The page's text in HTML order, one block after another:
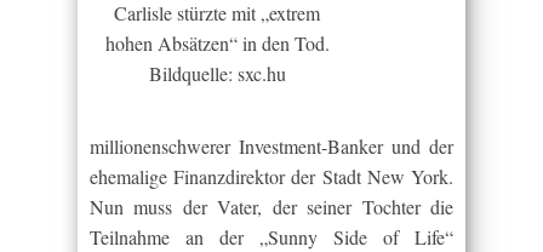
Carlisle stürzte mit „extrem
hohen Absätzen“ in den Tod.
Bildquelle: sxc.hu
millionenschwerer Investment-Banker und der
ehemalige Finanzdirektor der Stadt New York.
Nun muss der Vater, der seiner Tochter die
Teilnahme an der „Sunny Side of Life“